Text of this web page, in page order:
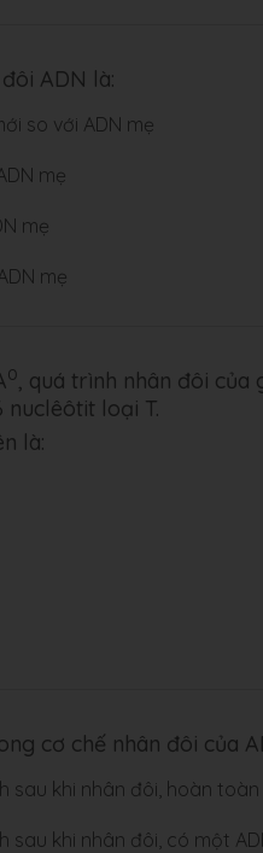
ADN là:
so với ADN mẹ
mẹ
mẹ
mẹ
0, quá trình nhân đôi
loại T.
là:
cơ chế nhân đôi của
sau khi nhân đôi, hoàn
sau khi nhân đôi, có một